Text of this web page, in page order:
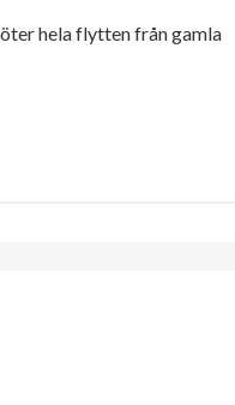
hela flytten från gamla